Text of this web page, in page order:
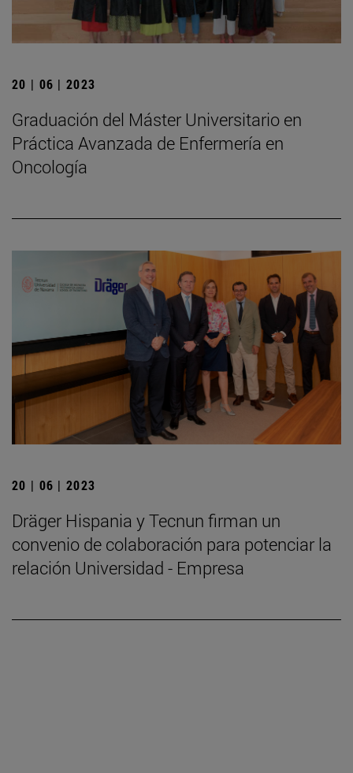
20 | 06 | 2023
Graduación del Máster Universitario en
Práctica Avanzada de Enfermería en
Oncología
20 | 06 | 2023
Dräger Hispania y Tecnun firman un
convenio de colaboración para potenciar la
relación Universidad - Empresa